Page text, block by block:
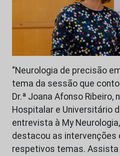
“Neurologia de precisão
tema da sessão que
Dr.ª Joana Afonso Ribeiro,
Hospitalar e Universitário
entrevista à My
destacou as intervenções
respetivos temas. Assista